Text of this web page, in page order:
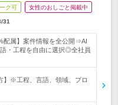
ク可 女性のおしごと掲載中
31
配属】案件情報を全公開⇒AI
・工程を自由に選択◎全社員
】※工程、言語、領域、プロ